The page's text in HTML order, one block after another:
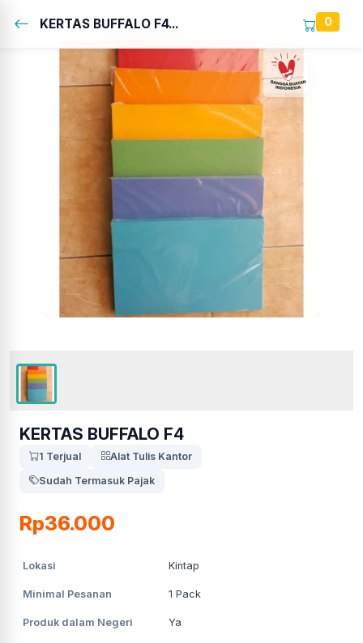
KERTAS BUFFALO F4... 0
KERTAS BUFFALO F4
1 Terjual
Alat Tulis Kantor
Sudah Termasuk Pajak
Rp36.000
Lokasi Kintap
Minimal Pesanan 1 Pack
Produk dalam Negeri Ya